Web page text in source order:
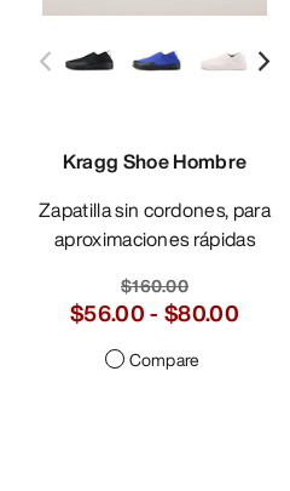
Kragg Shoe Hombre
Zapatilla sin cordones, para
aproximaciones rápidas
$160.00
$56.00-$80.00
Compare